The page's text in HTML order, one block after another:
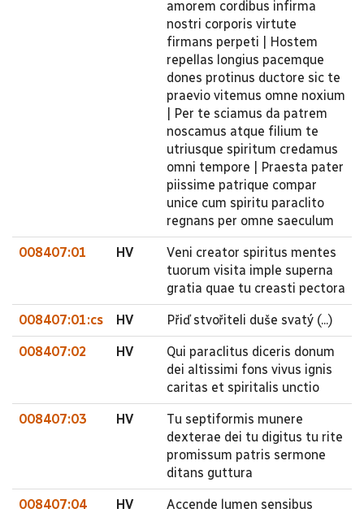
amorem cordibus infirma
nostri corporis virtute
firmans perpeti | Hostem
repellas longius pacemque
dones protinus ductore sic te
praevio vitemus omne noxium
| Per te sciamus da patrem
noscamus atque filium te
utriusque spiritum credamus
omni tempore | Praesta pater
piissime patrique compar
unice cum spiritu paraclito
regnans per omne saeculum
008407:01 HV
Veni creator spiritus mentes
tuorum visita imple superna
gratia quae tu creasti pectora
008407:01:cs HV Přiď stvořiteli duše svatý (...)
008407:02 HV
Qui paraclitus diceris donum
dei altissimi fons vivus ignis
caritas et spiritalis unctio
008407:03 HV
Tu septiformis munere
dexterae dei tu digitus tu rite
promissum patris sermone
ditans guttura
008407:04 HV
Accende lumen sensibus